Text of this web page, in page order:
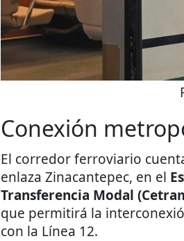
Conexión
El corredor ferroviario
enlaza Zinacantepec, en el
Transferencia Modal
que permitirá la
con la Línea 12.